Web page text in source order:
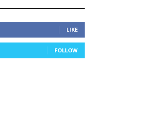
LIKE
FOLLOW